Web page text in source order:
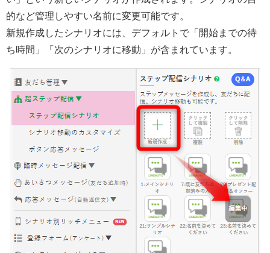
的など管理しやすい名前に変更可能です。
新規作成したシナリオには、デフォルトで「開始までの待
ち時間」「次のシナリオに移動」が含まれています。